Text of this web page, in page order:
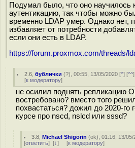
Подумал было, что оно научилось
аутентикацию, так чтобы можно
временно LDAP умер. Однако нет,
избавляет от потребности
если они есть в LDAP.
https://forum.proxmox.com/threads/
2.6 ,бублички (?), 00:55, 13/05/2020 [^] [^^
[к модератору]
не осилил поднять репликацию
востребовано? вместо того
похвастаться? дожил до 2020-го
курсе про nscd, nslcd или sssd?
3.8 ,Michael Shigorin (ok), 01:16, 13/05/
[ответить] [↓] [к модератору]